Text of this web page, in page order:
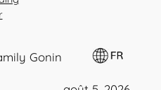
Gonin